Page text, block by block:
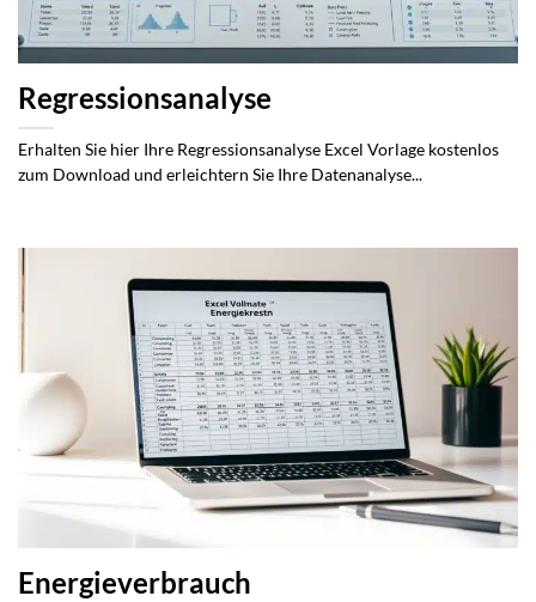
Regressionsanalyse
Erhalten Sie hier Ihre Regressionsanalyse Excel Vorlage kostenlos
zum Download und erleichtern Sie Ihre Datenanalyse...
Energieverbrauch